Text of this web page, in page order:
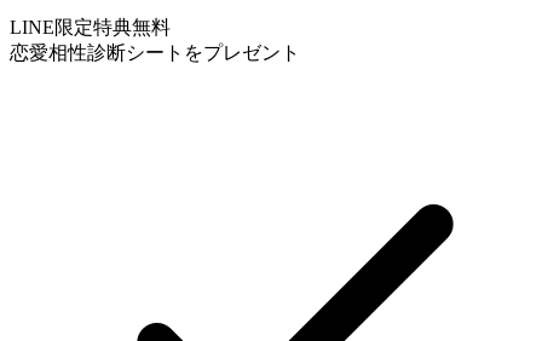
LINE限定特典無料
恋愛相性診断シートをプレゼント